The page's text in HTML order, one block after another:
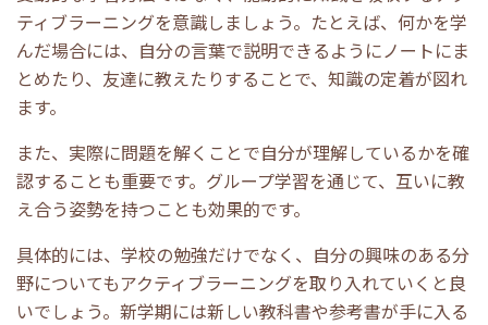
ティブラーニングを意識しましょう。たとえば、何かを学
んだ場合には、自分の言葉で説明できるようにノートにま
とめたり、友達に教えたりすることで、知識の定着が図れ
ます。
また、実際に問題を解くことで自分が理解しているかを確
認することも重要です。グループ学習を通じて、互いに教
え合う姿勢を持つことも効果的です。
具体的には、学校の勉強だけでなく、自分の興味のある分
野についてもアクティブラーニングを取り入れていくと良
いでしょう。新学期には新しい教科書や参考書が手に入る